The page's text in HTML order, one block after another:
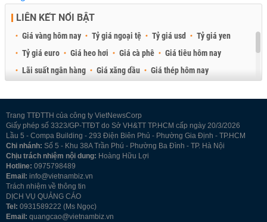
LIÊN KẾT NỔI BẬT
Giá vàng hôm nay Tỷ giá ngoại tệ Tỷ giá usd
Tỷ giá yen
Tỷ giá euro
Giá heo hơi Giá cà phê
Giá tiêu hôm nay
Lãi suất ngân hàng
Giá xăng dầu
Giá thép hôm nay
Trang TTĐTTH của công ty VietNewsCorp
Giấy phép số 3323/GP-TTĐT do Sở VH&TT TP.HCM cấp ngày 20/3/2026
Lầu 5 - Compa Building - 293 Điện Biên Phủ - Phường Gia Định - TP.HCM
Chi nhánh: Số 5 - Khu 38A Trần Phú - Phường Ba Đình - TP. Hà Nội
Chịu trách nhiệm nội dung: Hoàng Hữu Lợi
Hotline: 0975798489
Email: info@vietnambiz.vn
Trách nhiệm về thông tin
DỊCH VỤ QUẢNG CÁO
Tel: 0931589222 (Ms Ngọc)
Email: quangcao@vietnambiz.vn